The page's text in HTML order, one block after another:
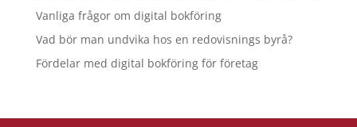
Vanliga frågor om digital bokföring
Vad bör man undvika hos en redovisnings byrå?
Fördelar med digital bokföring för företag